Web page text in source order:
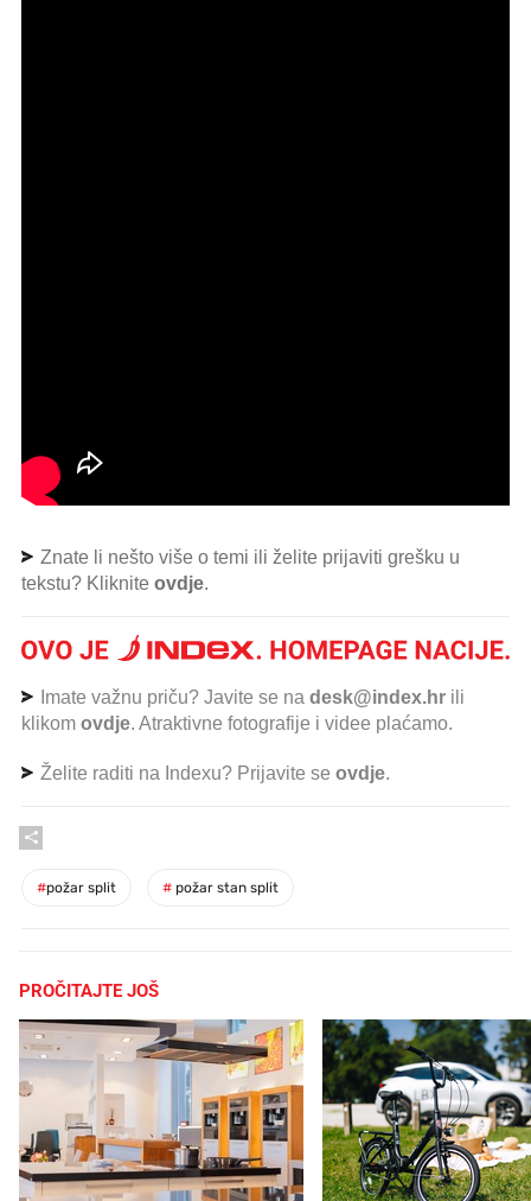
Znate li nešto više o temi ili želite prijaviti grešku u
tekstu? Kliknite ovdje.
Imate važnu priču? Javite se na desk@index.hr ili
klikom ovdje. Atraktivne fotografije i videe plaćamo.
Želite raditi na Indexu? Prijavite se ovdje.
#požar split # požar stan split
PROČITAJTE JOŠ